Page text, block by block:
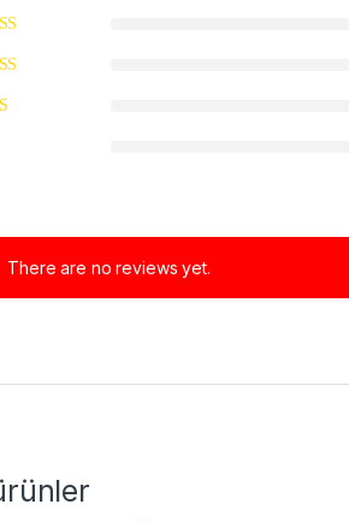
There are no reviews yet.